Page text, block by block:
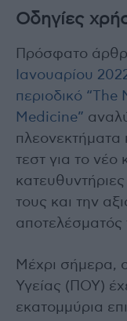
Οδηγίες
Πρόσφατο
Ιανουαρίου
περιοδικό
Medicine”
πλεονεκτήματα
τεστ για το νέο
τους και την
αποτελέσματός
Μέχρι σήμερα,
Υγείας (ΠΟΥ)
εκατομμύρια